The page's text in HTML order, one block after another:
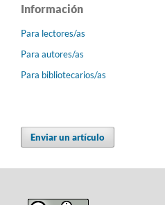
Información
Para lectores/as
Para autores/as
Para bibliotecarios/as
Enviar un artículo